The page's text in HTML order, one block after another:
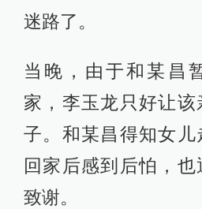
迷路了。
当晚，由于和某昌
家，李玉龙只好让
子。和某昌得知女儿
回家后感到后怕，
致谢。